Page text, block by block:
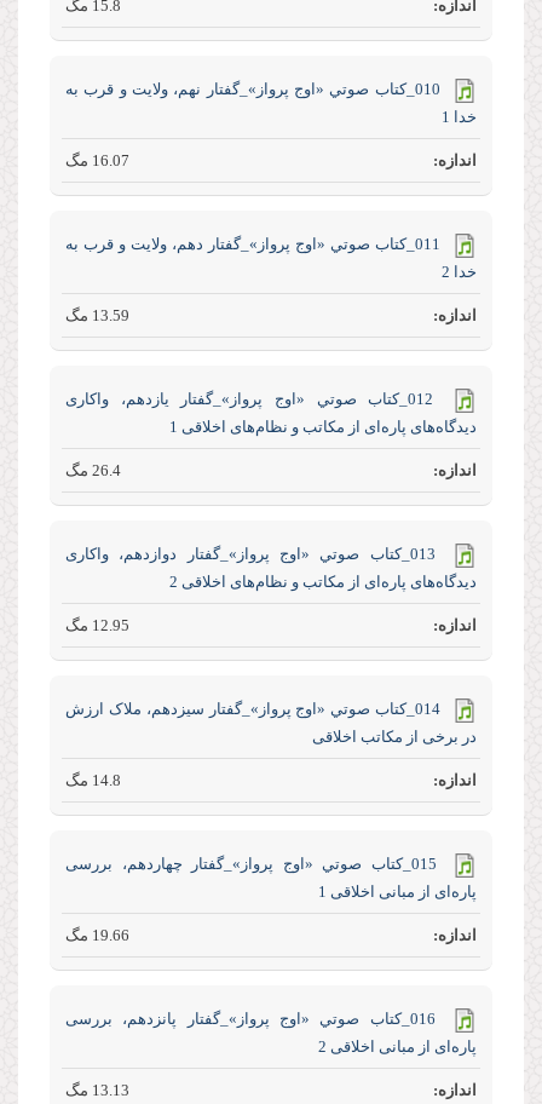
15.8 مگ
010_كتاب صوتي «اوج پرواز»_گفتار نهم، ولایت و قرب به
خدا 1
16.07 مگ
011_كتاب صوتي «اوج پرواز»_گفتار دهم، ولایت و قرب به
خدا 2
13.59 مگ
012_كتاب صوتي «اوج پرواز»_گفتار یازدهم، واکاری
دیدگاه‌های پاره‌ای از مکاتب و نظام‌های اخلاقی 1
26.4 مگ
013_كتاب صوتي «اوج پرواز»_گفتار دوازدهم، واکاری
دیدگاه‌های پاره‌ای از مکاتب و نظام‌های اخلاقی 2
12.95 مگ
014_كتاب صوتي «اوج پرواز»_گفتار سیزدهم، ملاک ارزش
در برخی از مکاتب اخلاقی
14.8 مگ
015_كتاب صوتي «اوج پرواز»_گفتار چهاردهم، بررسی
پاره‌ای از مبانی اخلاقی 1
19.66 مگ
016_كتاب صوتي «اوج پرواز»_گفتار پانزدهم، بررسی
پاره‌ای از مبانی اخلاقی 2
13.13 مگ